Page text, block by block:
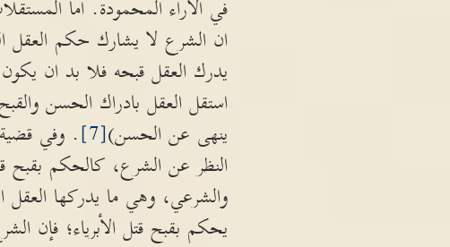
في الآراء المحمودة. أما
ان الشرع لا يشارك حكم العقل
يدرك العقل قبحه فلا بد ان
استقل العقل بادراك الحسن
ينهى عن الحسن)[7]
. وفي
النظر عن الشرع، كالحكم بقبح
والشرعي، وهي ما يدركها
يحكم بقبح قتل الأبرياء؛ فإن